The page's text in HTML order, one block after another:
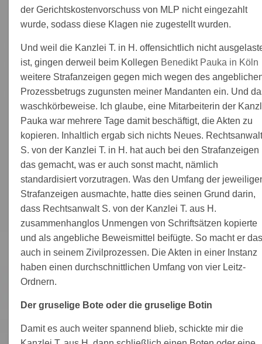
der Gerichtskostenvorschuss von MLP nicht eingezahlt
wurde, sodass diese Klagen nie zugestellt wurden.
Und weil die Kanzlei T. in H. offensichtlich nicht
ist, gingen derweil beim Kollegen Benedikt Pauka in Köln
weitere Strafanzeigen gegen mich wegen des
Prozessbetrugs zugunsten meiner Mandanten ein. Und
waschkörbeweise. Ich glaube, eine Mitarbeiterin der
Pauka war mehrere Tage damit beschäftigt, die Akten zu
kopieren. Inhaltlich ergab sich nichts Neues. Rechtsanwalt
S. von der Kanzlei T. in H. hat auch bei den Strafanzeigen
das gemacht, was er auch sonst macht, nämlich
standardisiert vorzutragen. Was den Umfang der
Strafanzeigen ausmachte, hatte dies seinen Grund darin,
dass Rechtsanwalt S. von der Kanzlei T. aus H.
zusammenhanglos Unmengen von Schriftsätzen kopierte
und als angebliche Beweismittel beifügte. So macht er das
auch in seinem Zivilprozessen. Die Akten in einer Instanz
haben einen durchschnittlichen Umfang von vier Leitz-
Ordnern.
Der gruselige Bote oder die gruselige Botin
Damit es auch weiter spannend blieb, schickte mir die